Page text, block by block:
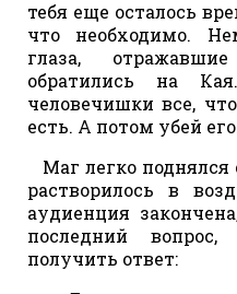
тебя еще осталось
что необходимо.
глаза,
обратились на
человечишки все,
есть. А потом убей
Маг легко поднялся
растворилось в
аудиенция
последний
получить ответ: